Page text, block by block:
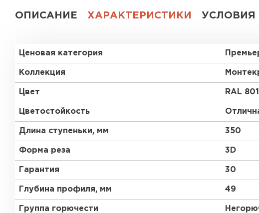
ОПИСАНИЕ ХАРАКТЕРИСТИКИ УСЛОВИЯ
Ценовая категория
Коллекция
Цвет RAL
Цветостойкость
Длина ступеньки, мм 350
Форма реза 3D
Гарантия 30
Глубина профиля, мм 49
Группа горючести